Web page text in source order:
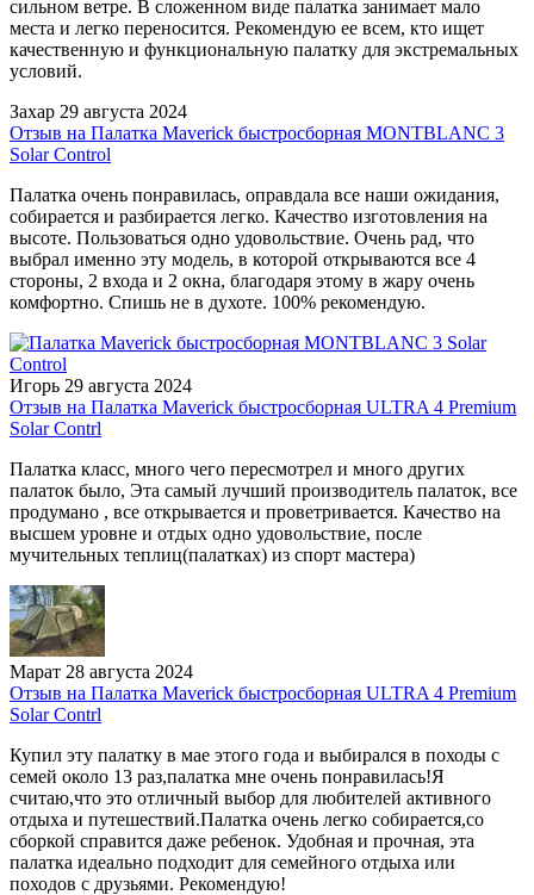
сильном ветре. В сложенном виде палатка занимает мало
места и легко переносится. Рекомендую ее всем, кто ищет
качественную и функциональную палатку для экстремальных
условий.
Захар 29 августа 2024
Отзыв на Палатка Maverick быстросборная MONTBLANC 3
Solar Control
Палатка очень понравилась, оправдала все наши ожидания,
собирается и разбирается легко. Качество изготовления на
высоте. Пользоваться одно удовольствие. Очень рад, что
выбрал именно эту модель, в которой открываются все 4
стороны, 2 входа и 2 окна, благодаря этому в жару очень
комфортно. Спишь не в духоте. 100% рекомендую.
Игорь 29 августа 2024
Отзыв на Палатка Maverick быстросборная ULTRA 4 Premium
Solar Contrl
Палатка класс, много чего пересмотрел и много других
палаток было, Эта самый лучший производитель палаток, все
продумано , все открывается и проветривается. Качество на
высшем уровне и отдых одно удовольствие, после
мучительных теплиц(палатках) из спорт мастера)
Марат 28 августа 2024
Отзыв на Палатка Maverick быстросборная ULTRA 4 Premium
Solar Contrl
Купил эту палатку в мае этого года и выбирался в походы с
семей около 13 раз,палатка мне очень понравилась!Я
считаю,что это отличный выбор для любителей активного
отдыха и путешествий.Палатка очень легко собирается,со
сборкой справится даже ребенок. Удобная и прочная, эта
палатка идеально подходит для семейного отдыха или
походов с друзьями. Рекомендую!